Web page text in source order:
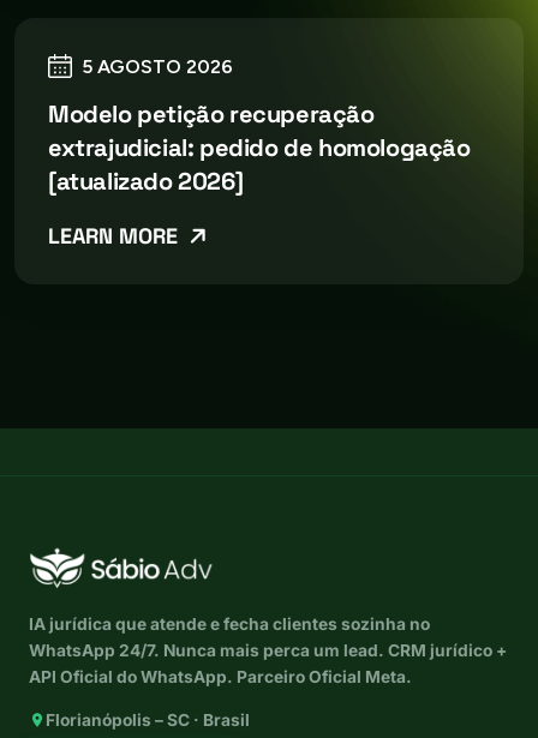
5 AGOSTO 2026
Modelo petição recuperação
extrajudicial: pedido de homologação
[atualizado 2026]
LEARN MORE
IA jurídica que atende e fecha clientes sozinha no
WhatsApp 24/7. Nunca mais perca um lead. CRM jurídico +
API Oficial do WhatsApp. Parceiro Oficial Meta.
Florianópolis – SC · Brasil